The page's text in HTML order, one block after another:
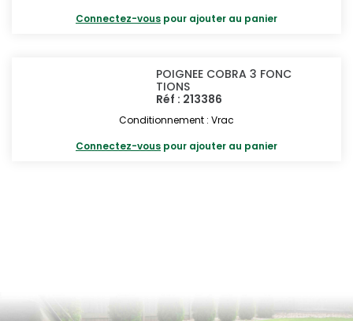
Connectez-vous pour ajouter au panier
POIGNEE COBRA 3 FONC
TIONS
Réf : 213386
Conditionnement : Vrac
Connectez-vous pour ajouter au panier